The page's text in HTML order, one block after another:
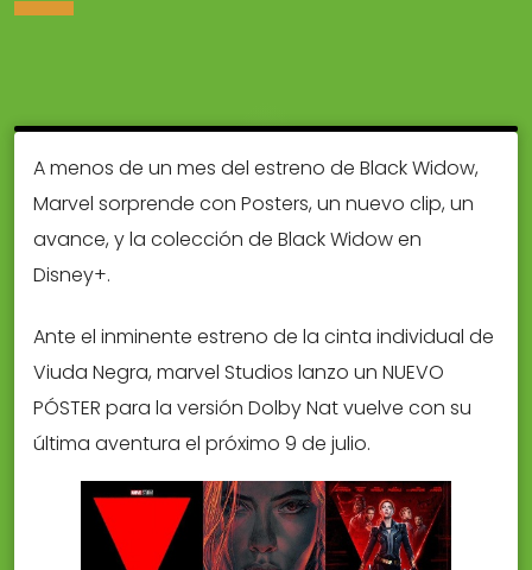
A menos de un mes del estreno de Black Widow,
Marvel sorprende con Posters, un nuevo clip, un
avance, y la colección de Black Widow en
Disney+.
Ante el inminente estreno de la cinta individual de
Viuda Negra, marvel Studios lanzo un NUEVO
PÓSTER para la versión Dolby Nat vuelve con su
última aventura el próximo 9 de julio.